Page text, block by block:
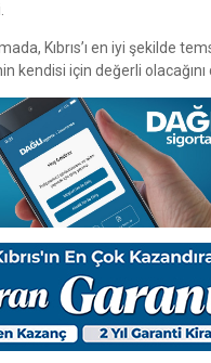
Kıbrıs’ı en iyi şekilde
kendisi için değerli olacağını